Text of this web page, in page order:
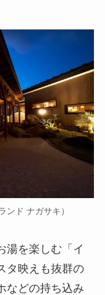
ンド ナガサキ）
湯を楽しむ「イ
タ映えも抜群の
などの持ち込み